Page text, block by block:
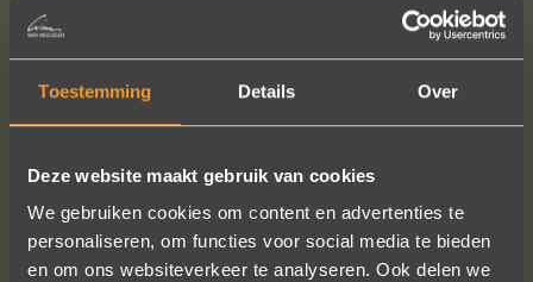
Toestemming Details Over
Deze website maakt gebruik van cookies
We gebruiken cookies om content en advertenties te
personaliseren, om functies voor social media te bieden
en om ons websiteverkeer te analyseren. Ook delen we
READ MORE
FOLLOW US ON SOCIAL MEDIA